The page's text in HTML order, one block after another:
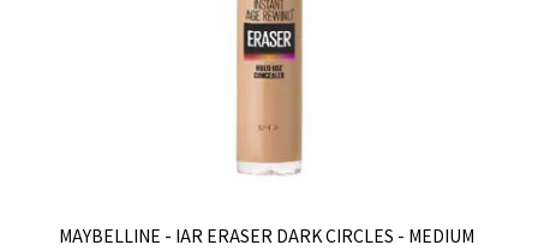
MAYBELLINE - IAR ERASER DARK CIRCLES - MEDIUM